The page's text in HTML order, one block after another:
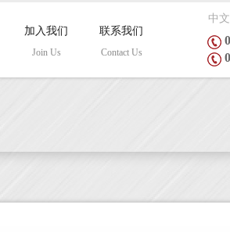
加入我们
Join Us
联系我们
Contact Us
中文